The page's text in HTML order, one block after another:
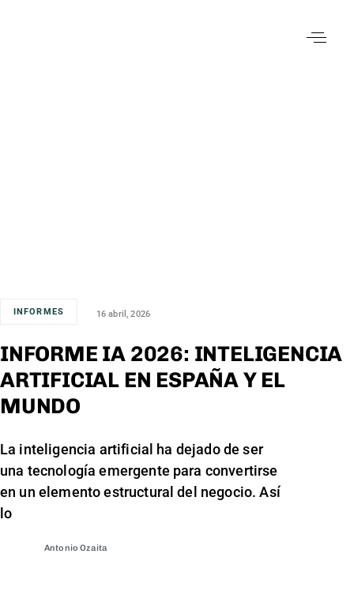
INFORMES 16 abril, 2026
INFORME IA 2026: INTELIGENCIA
ARTIFICIAL EN ESPAÑA Y EL
MUNDO
La inteligencia artificial ha dejado de ser
una tecnología emergente para convertirse
en un elemento estructural del negocio. Así
lo
Antonio Ozaita